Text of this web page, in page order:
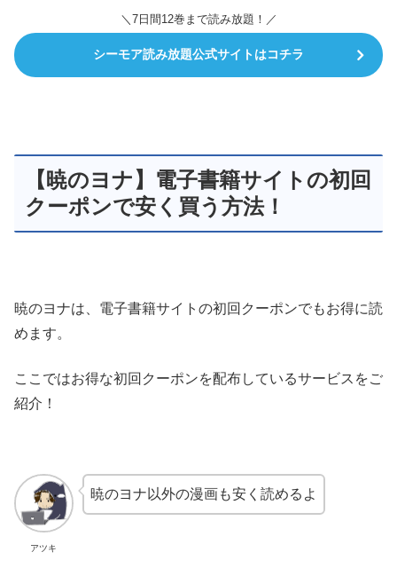
＼7日間12巻まで読み放題！／
シーモア読み放題公式サイトはコチラ
【暁のヨナ】電子書籍サイトの初回
クーポンで安く買う方法！
暁のヨナは、電子書籍サイトの初回クーポンでもお得に読
めます。
ここではお得な初回クーポンを配布しているサービスをご
紹介！
アツキ
暁のヨナ以外の漫画も安く読めるよ